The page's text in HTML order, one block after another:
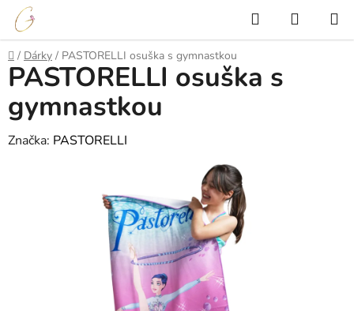
Přejít
obsah
Hledat
KOŠÍK
Domů
/ Dárky / PASTORELLI osuška s gymnastkou
PASTORELLI osuška s
gymnastkou
Značka: PASTORELLI